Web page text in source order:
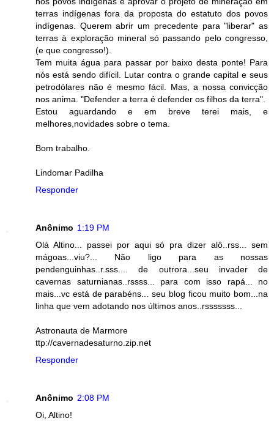
terras indígenas fora da proposta do estatuto dos povos
indígenas. Querem abrir um precedente para "liberar" as
terras à exploração mineral só passando pelo congresso,
(e que congresso!).
Tem muita água para passar por baixo desta ponte! Para
nós está sendo difícil. Lutar contra o grande capital e seus
petrodólares não é mesmo fácil. Mas, a nossa convicção
nos anima. "Defender a terra é defender os filhos da terra".
Estou aguardando e em breve terei mais, e
melhores,novidades sobre o tema.
Bom trabalho.
Lindomar Padilha
Responder
Anônimo 1:19 PM
Olá Altino... passei por aqui só pra dizer alô..rss... sem
mágoas...viu?... Não ligo para as nossas
pendenguinhas..r.sss.... de outrora...seu invader de
cavernas saturnianas..rssss... para com isso rapá... no
mais...vc está de parabéns... seu blog ficou muito bom...na
linha que vem adotando nos últimos anos..rsssssss...
Astronauta de Marmore
ttp://cavernadesaturno.zip.net
Responder
Anônimo 2:08 PM
Oi, Altino!